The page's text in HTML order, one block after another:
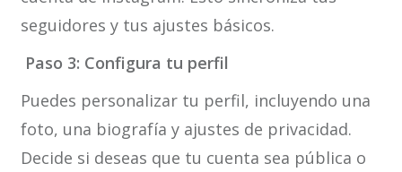
seguidores y tus ajustes básicos.
Paso 3: Configura tu perfil
Puedes personalizar tu perfil, incluyendo una
foto, una biografía y ajustes de privacidad.
Decide si deseas que tu cuenta sea pública o